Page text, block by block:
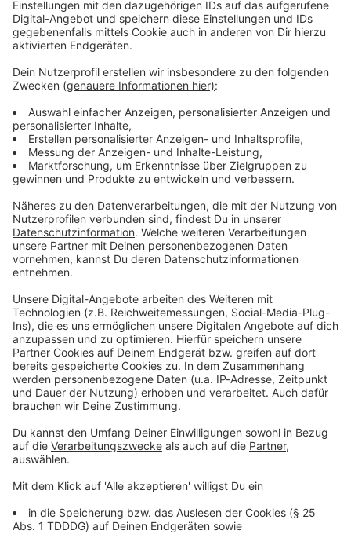
Immer auf dem Laufenden
bleiben!
Verpass' nichts mehr - mit unserem kostenlosen
ANTENNE BAYERN Newsletter. Ob Nachrichten,
Lifestyle oder unsere neuesten Aktionen - wir
informieren dich.
Zum Newsletter anmelden
Studio Hotline
Kontaktformular
Sprachnachricht
DAS KÖNNTE DICH AUCH INTERESSIEREN